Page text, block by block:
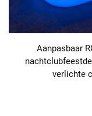
Aanpasbaar
verlichte